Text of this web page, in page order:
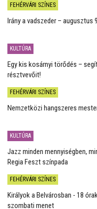
FEHÉRVÁRI SZÍNES
Irány a vadszeder – augusztus
KULTÚRA
Egy kis kosárnyi törődés –
résztvevőit!
FEHÉRVÁRI SZÍNES
Nemzetközi hangszeres
KULTÚRA
Jazz minden mennyiségben,
Regia Feszt színpada
FEHÉRVÁRI SZÍNES
Királyok a Belvárosban - 18
szombati menet